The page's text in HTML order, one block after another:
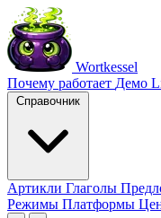
Wortkessel
Почему работает Демо
Справочник
Артикли Глаголы
Режимы Платформы